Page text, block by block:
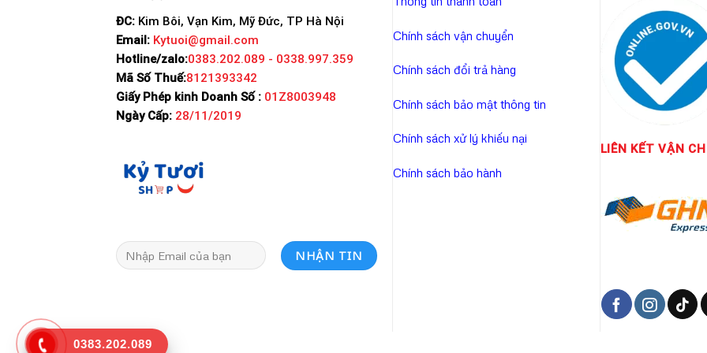
ĐC: Kim Bôi, Vạn Kim, Mỹ Đức, TP Hà Nội
Email: Kytuoi@gmail.com
Hotline/zalo:0383.202.089 - 0338.997.359
Mã Số Thuế:8121393342
Giấy Phép kinh Doanh Số : 01Z8003948
Ngày Cấp: 28/11/2019
Chính sách vận chuyển
Chính sách đổi trả hàng
Chính sách bảo mật thông tin
Chính sách xử lý khiếu nại
Chính sách bảo hành
LIÊN KẾTVẬN
0383.202.089